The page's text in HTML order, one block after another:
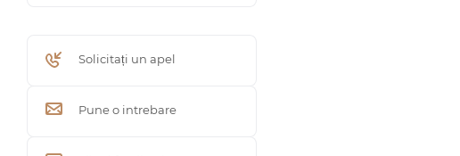
Solicitați un apel
Pune o intrebare